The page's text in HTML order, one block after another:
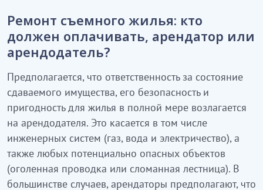
Ремонт съемного жилья: кто
должен оплачивать, арендатор или
арендодатель?
Предполагается, что ответственность за состояние
сдаваемого имущества, его безопасность и
пригодность для жилья в полной мере возлагается
на арендодателя. Это касается в том числе
инженерных систем (газ, вода и электричество), а
также любых потенциально опасных объектов
(оголенная проводка или сломанная лестница). В
большинстве случаев, арендаторы предполагают, что